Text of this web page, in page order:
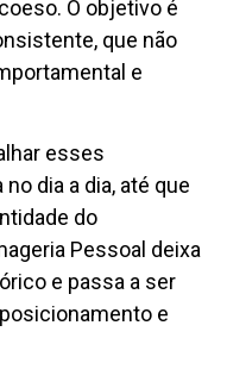
O objetivo é
que não
e
esses
dia a dia, até que
do
Pessoal deixa
e passa a ser
e